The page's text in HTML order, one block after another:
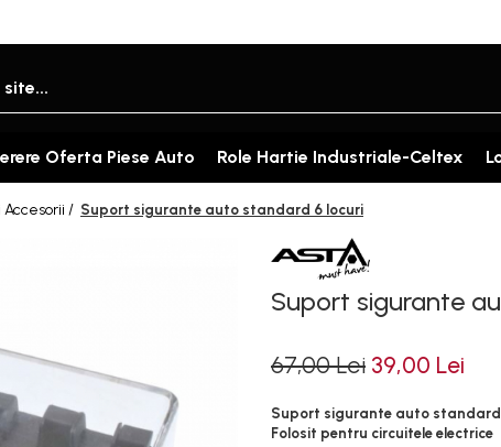
Oferta Piese Auto Role Hartie Industriale-Celtex
/ Suport sigurante auto standard 6 locuri
Suport sigurante
67,00 Lei 39,00 Lei
Suport sigurante auto standard
Folosit pentru circuitele electrice